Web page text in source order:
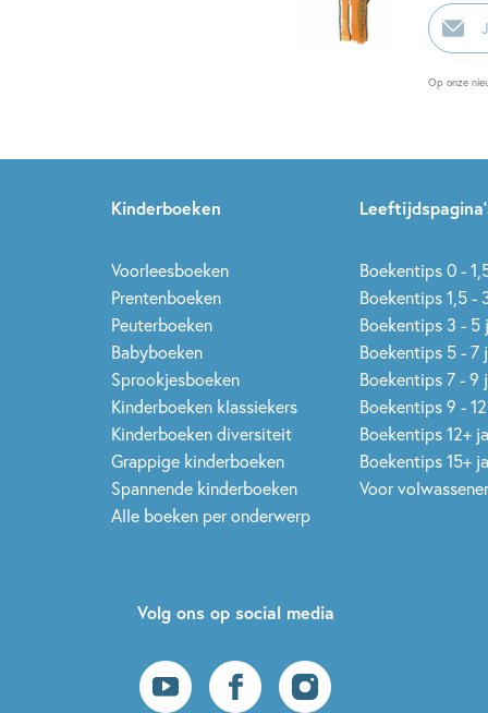
E-
mailadres
Op onze
Kinderboeken
Voorleesboeken
Prentenboeken
Peuterboeken
Babyboeken
Sprookjesboeken
Kinderboeken klassiekers
Kinderboeken diversiteit
Grappige kinderboeken
Spannende kinderboeken
Alle boeken per onderwerp
Boekentips 0 -
Boekentips 1,5 -
Boekentips 3 - 5
Boekentips 5 - 7
Boekentips 7 - 9
Boekentips 9 -
Boekentips 12+
Boekentips 15+
Voor
Volg ons op social media